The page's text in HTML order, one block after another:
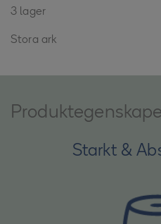
3 lager
Stora ark
Starkt &